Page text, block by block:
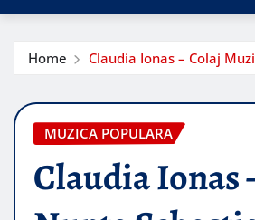
Home Claudia Ionas – Colaj
MUZICA POPULARA
Claudia Ionas